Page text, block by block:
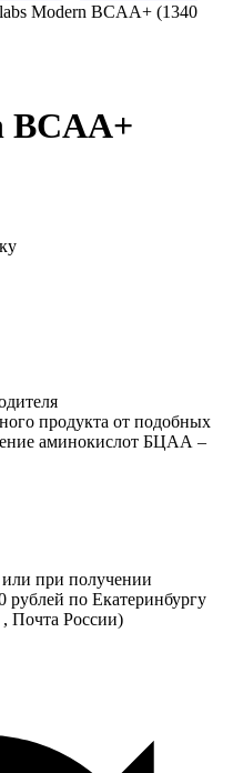
Modern BCAA+ (1340
BCAA+
продукта от подобных
аминокислот БЦАА –
при получении
рублей по Екатеринбургу
Почта России)